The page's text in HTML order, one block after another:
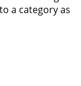
a category as